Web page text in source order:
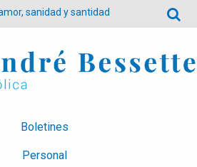
sanidad y santidad
Boletines
Personal